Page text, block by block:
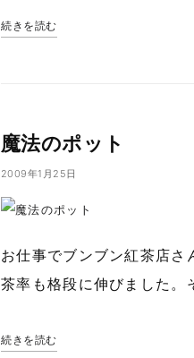
続きを読む
魔法のポット
2009年1月25日
お仕事でブンブン紅茶店さ
茶率も格段に伸びました。
続きを読む